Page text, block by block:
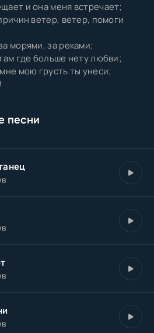
и она меня встречает;
ветер, ветер, помоги
морями, за реками;
где больше нету любви;
мою грусть ты унеси;
песни